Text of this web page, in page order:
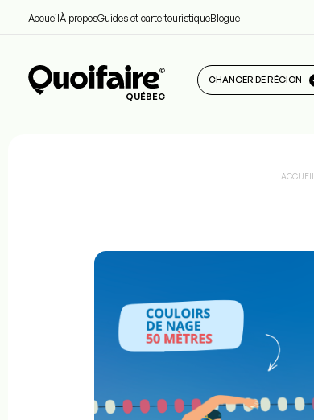
AccueilÀ proposGuides et carte touristiqueBlogue
QUÉBEC
CHANGER DE RÉGION
ACCUEIL